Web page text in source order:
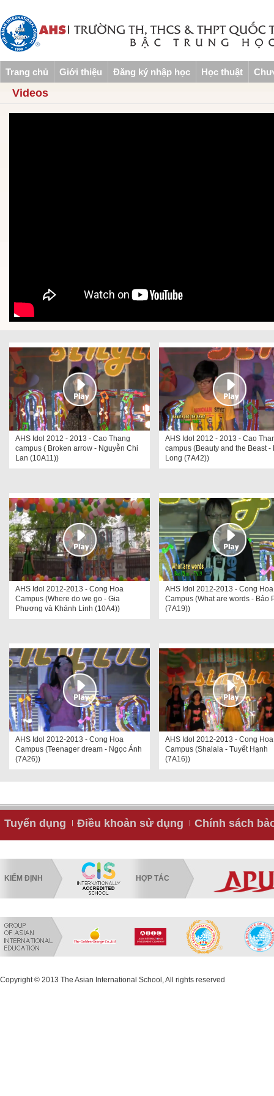
Trang chủ Giới thiệu Đăng ký nhập học Học thuật
Videos
AHS Idol 2012 - 2013 - Cao Thang
campus ( Broken arrow - Nguyễn Chi
Lan (10A11))
AHS Idol 2012 - 2013 - Cao
campus (Beauty and the Beast -
Long (7A42))
AHS Idol 2012-2013 - Cong Hoa
Campus (Where do we go - Gia
Phương và Khánh Linh (10A4))
AHS Idol 2012-2013 - Cong Hoa
Campus (What are words - Bảo
(7A19))
AHS Idol 2012-2013 - Cong Hoa
Campus (Teenager dream - Ngọc Ánh
(7A26))
AHS Idol 2012-2013 - Cong Hoa
Campus (Shalala - Tuyết Hạnh
(7A16))
Tuyển dụng Điều khoản sử dụng Chính sách
KIỂM ĐỊNH HỢP TÁC
Copyright © 2013 The Asian International School, All rights reserved